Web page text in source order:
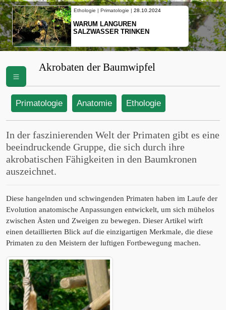
Ethologie | Primatologie | 28.10.2024
WARUM LANGUREN
SALZWASSER TRINKEN
Akrobaten der Baumwipfel
Primatologie Anatomie Ethologie
In der faszinierenden Welt der Primaten gibt es eine
beeindruckende Gruppe, die sich durch ihre
akrobatischen Fähigkeiten in den Baumkronen
auszeichnet.
Diese hangelnden und schwingenden Primaten haben im Laufe der
Evolution anatomische Anpassungen entwickelt, um sich mühelos
zwischen Ästen und Zweigen zu bewegen. Dieser Artikel wirft
einen detaillierten Blick auf die einzigartigen Merkmale, die diese
Primaten zu den Meistern der luftigen Fortbewegung machen.